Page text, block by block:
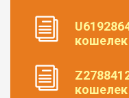
кошелек
кошелек